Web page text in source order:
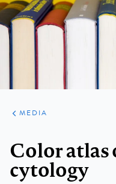
ARTIKELEN
VARIA
MEDIA
Color atlas
cytology